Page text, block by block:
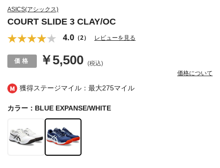
獲得ステージマイル：最大275マイル
ASICS(アシックス)
COURT SLIDE 3 CLAY/OC
4.0 （2） レビューを見る
￥5,500 (税込)
価格について
カラー：BLUE EXPANSE/WHITE